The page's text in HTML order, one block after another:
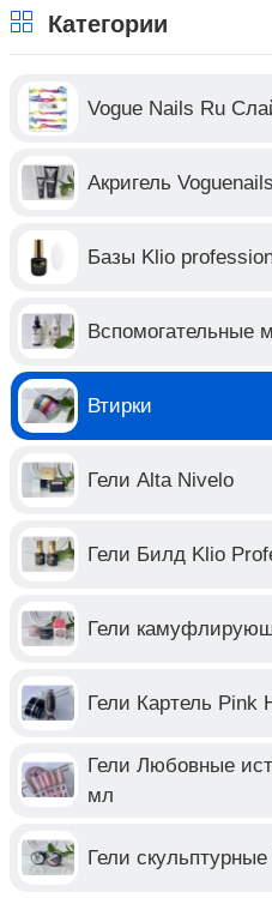
Категории
Vogue Nails Ru
Акригель
Базы Klio
Вспомогательные
Втирки
Гели Alta Nivelo
Гели Билд Klio
Гели
Гели Картель Pink
Гели Любовные
мл
Гели